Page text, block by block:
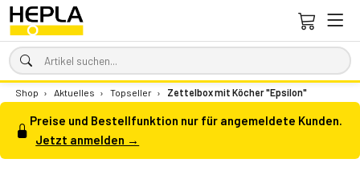
Shop › Aktuelles › Topseller › Zettelbox mit Köcher "Epsilon"
Preise und Bestellfunktion nur für angemeldete Kunden.
Jetzt anmelden →